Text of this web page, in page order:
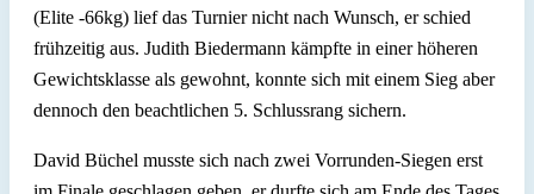
(Elite -66kg) lief das Turnier nicht nach Wunsch, er schied
frühzeitig aus. Judith Biedermann kämpfte in einer höheren
Gewichtsklasse als gewohnt, konnte sich mit einem Sieg aber
dennoch den beachtlichen 5. Schlussrang sichern.
David Büchel musste sich nach zwei Vorrunden-Siegen erst